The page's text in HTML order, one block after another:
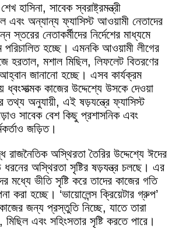
হাসিনা, সাবেক স্বরাষ্ট্রমন্ত্রী
এবং অন্যান্য ফ্যাসিস্ট আওয়ামী নেতাদের
স্তরের নেতাকর্মীদের নির্দেশের মাধ্যমে
পরিচালিত হচ্ছে। এমনকি আওয়ামী লীগের
হরতাল, মশাল মিছিল, লিফলেট বিতরণের
জানানো হচ্ছে। এসব কার্যক্রম
ধ্বংসাত্মক কাজের উদ্দেশ্যে উসকে দেওয়া
তথ্য অনুযায়ী, এই ষড়যন্ত্রে ফ্যাসিস্ট
সাবেক বেশ কিছু প্রশাসনিক এবং
জড়িত।
রাজনৈতিক অস্থিরতা তৈরির উদ্দেশ্যে ঈদের
ধরনের অস্থিরতা সৃষ্টির ষড়যন্ত্র চলছে। এর
মধ্যে ভীতি সৃষ্টি করে তাদের কাজের গতি
করা হচ্ছে। ‘ভায়োলেন্স ক্রিয়েটার গ্রুপ’
জন্য প্রস্তুতি নিচ্ছে, যাতে তারা
মিছিল এবং সহিংসতার সৃষ্টি করতে পারে।